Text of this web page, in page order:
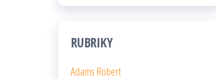
RUBRIKY
Adams Robert